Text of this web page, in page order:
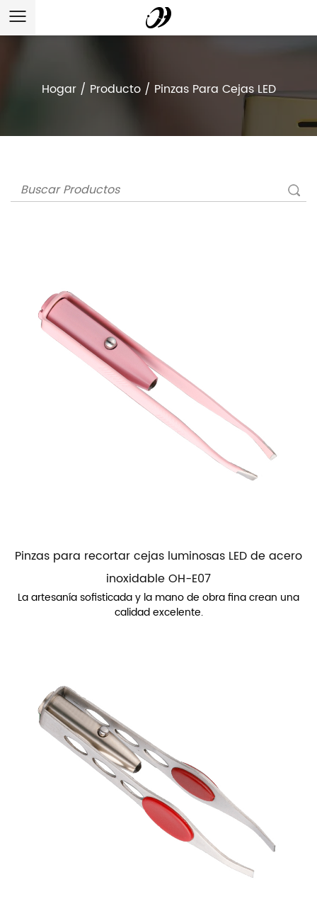
Hogar/ Producto/ Pinzas Para Cejas LED
Pinzas para recortar cejas luminosas LED de acero
inoxidable OH-E07
La artesanía sofisticada y la mano de obra fina crean una
calidad excelente.